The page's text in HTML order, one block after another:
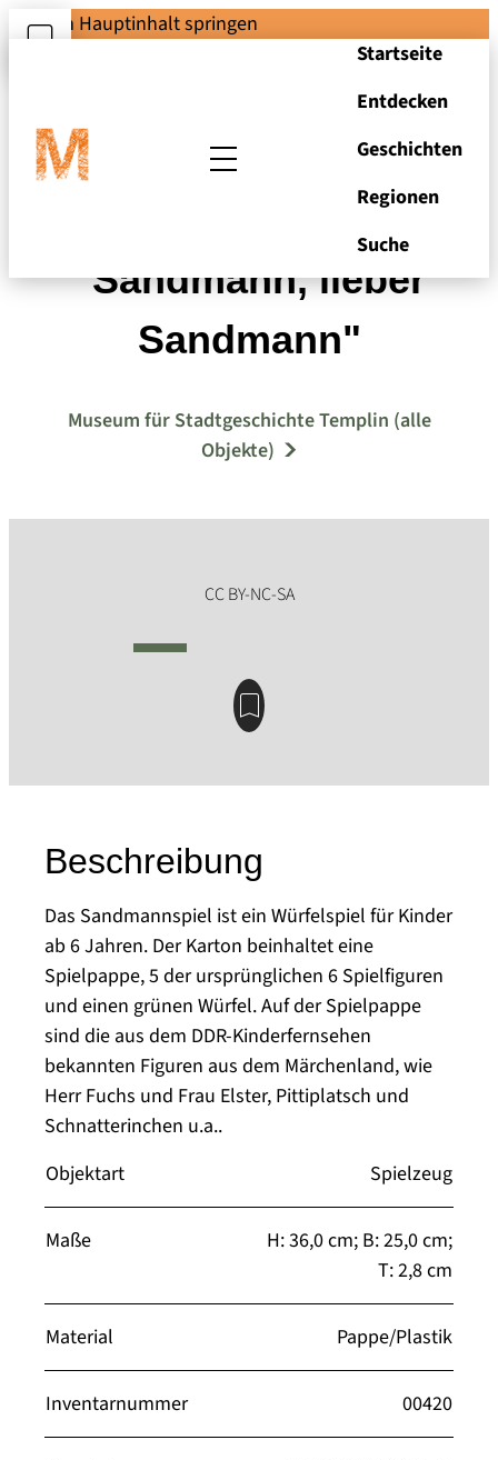
Zum Hauptinhalt springen
Startseite
Entdecken
Geschichten
Regionen
Suche
Gesellschaftsspiel
"Sandmann, lieber
Sandmann"
Museum für Stadtgeschichte Templin (alle
Objekte)
Beschreibung
Das Sandmannspiel ist ein Würfelspiel für Kinder
ab 6 Jahren. Der Karton beinhaltet eine
Spielpappe, 5 der ursprünglichen 6 Spielfiguren
und einen grünen Würfel. Auf der Spielpappe
sind die aus dem DDR-Kinderfernsehen
bekannten Figuren aus dem Märchenland, wie
Herr Fuchs und Frau Elster, Pittiplatsch und
Schnatterinchen u.a..
Objektart
Spielzeug
Maße
H: 36,0 cm; B: 25,0 cm;
T: 2,8 cm
Material Pappe/Plastik
Inventarnummer 00420